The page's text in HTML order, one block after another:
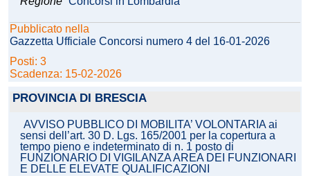
Pubblicato nella
Gazzetta Ufficiale Concorsi numero 4 del 16-01-2026
Posti: 3
Scadenza: 15-02-2026
PROVINCIA DI BRESCIA
AVVISO PUBBLICO DI MOBILITA’ VOLONTARIA ai
sensi dell’art. 30 D. Lgs. 165/2001 per la copertura a
tempo pieno e indeterminato di n. 1 posto di
FUNZIONARIO DI VIGILANZA AREA DEI FUNZIONARI
E DELLE ELEVATE QUALIFICAZIONI